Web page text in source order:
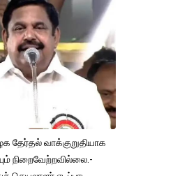
தேர்தல் வாக்குறுதியாக
நிறைவேற்றவில்லை.-